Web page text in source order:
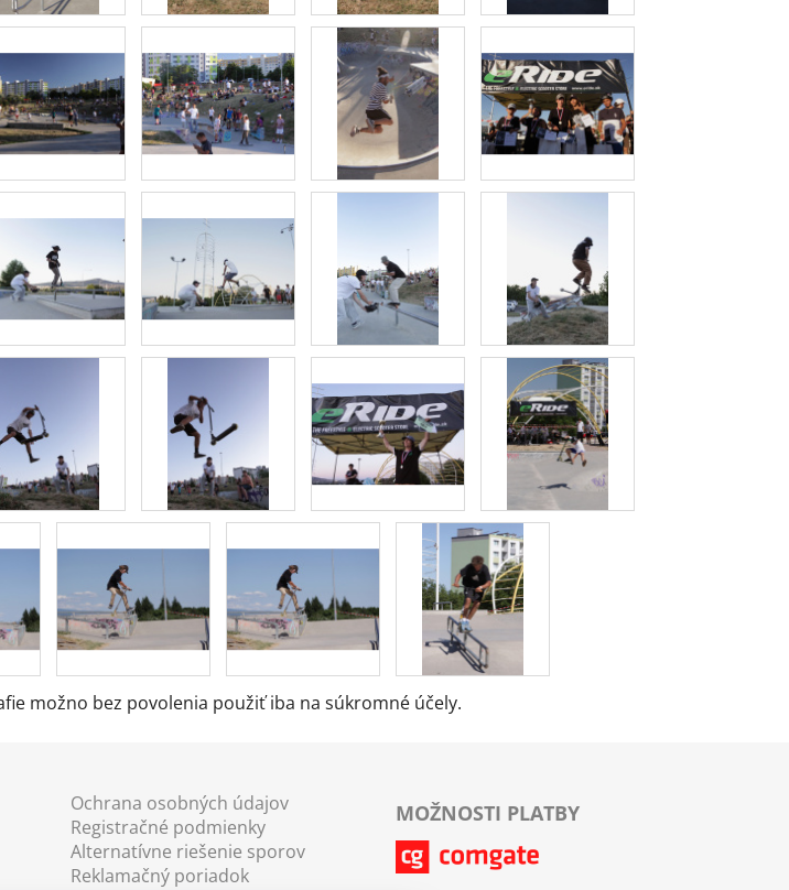
možno bez povolenia použiť iba na súkromné účely.
Ochrana osobných údajov
Registračné podmienky
Alternatívne riešenie sporov
Reklamačný poriadok
MOŽNOSTI PLATBY